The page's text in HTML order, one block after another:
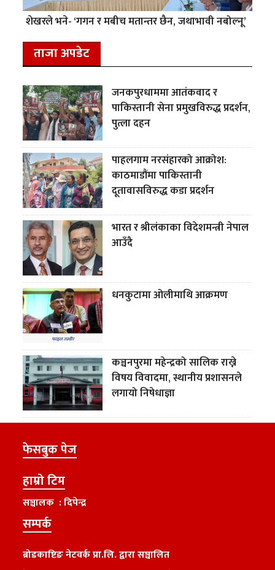
शेखरले भने- ‘गगन र मबीच मतान्तर छैन, जथाभावी नबोल्नू’
ताजा अपडेट
जनकपुरधाममा आतंकवाद र
पाकिस्तानी सेना प्रमुखविरुद्ध प्रदर्शन,
पुत्ला दहन
पाहलगाम नरसंहारको आक्रोश:
काठमाडौंमा पाकिस्तानी
दूतावासविरुद्ध कडा प्रदर्शन
भारत र श्रीलंकाका विदेशमन्त्री नेपाल
आउँदै
धनकुटामा ओलीमाथि आक्रमण
कञ्चनपुरमा महेन्द्रको सालिक राख्ने
विषय विवादमा, स्थानीय प्रशासनले
लगायो निषेधाज्ञा
फेसबुक पेज
हाम्रो टिम
सञ्चालक : दिपेन्द्र
सम्पर्क
ब्रोडकाष्टिङ नेटवर्क प्रा.लि. द्वारा सञ्चालित